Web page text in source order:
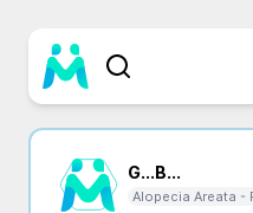
G...B...
Alopecia Areata -